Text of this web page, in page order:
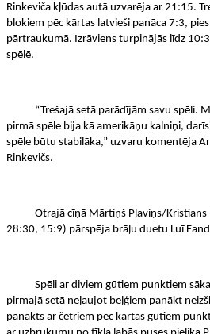
Rinkeviča kļūdas autā uzvarēja ar 21:15.
blokiem pēc kārtas latvieši panāca 7:3,
pārtraukumā. Izrāviens turpinājās līdz
spēlē.
“Trešajā setā parādījām savu spēli.
pirmā spēle bija kā amerikāņu kalniņi,
spēle būtu stabilāka,” uzvaru komentēja
Rinkevičs.
Otrajā cīņā Mārtiņš Pļaviņs/Kristians
28:30, 15:9) pārspēja brāļu duetu Luī
Spēli ar diviem gūtiem punktiem sāka
pirmajā setā neļaujot beļģiem panākt
panākts ar četriem pēc kārtas gūtiem